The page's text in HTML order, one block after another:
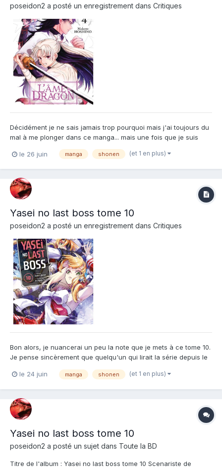
poseidon2 a posté un enregistrement dans Critiques
Décidément je ne sais jamais trop pourquoi mais j'ai toujours du
mal à me plonger dans ce manga... mais une fois que je suis
Encore plus dans ce tome qui nous montre des dragons, mais
le 26 juin manga shonen (et 1 en plus)
Yasei no last boss tome 10
poseidon2 a posté un enregistrement dans Critiques
Bon alors, je nuancerai un peu la note que je mets à ce tome 10.
Je pense sincèrement que quelqu'un qui lirait la série depuis le
l'histoire avance bien et clos le tome précédent. Mais qu'est-ce
le 24 juin manga shonen (et 1 en plus)
Yasei no last boss tome 10
poseidon2 a posté un sujet dans Toute la BD
Titre de l'album : Yasei no last boss tome 10 Scenariste de